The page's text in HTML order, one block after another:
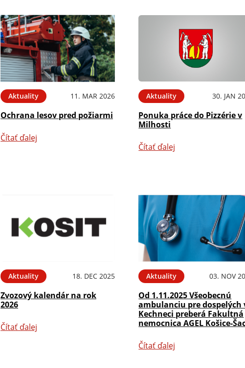
Aktuality 11. MAR 2026
Ochrana lesov pred požiarmi
Čítať ďalej
Aktuality 30. JAN
Ponuka práce do Pizzérie v
Milhosti
Čítať ďalej
Aktuality 18. DEC 2025
Zvozový kalendár na rok
2026
Čítať ďalej
Aktuality 03. NOV
Od 1.11.2025 Všeobecnú
ambulanciu pre dospelých
Kechneci preberá Fakultná
nemocnica AGEL Košice-
Čítať ďalej